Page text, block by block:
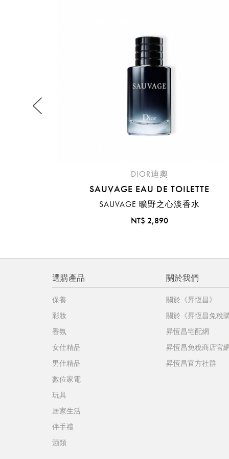
DIOR迪奧
SAUVAGE EAU DE TOILETTE
SAUVAGE 曠野之心淡香水
NT$ 2,890
選購產品
保養
彩妝
香氛
女仕精品
男仕精品
數位家電
玩具
居家生活
伴手禮
酒類
關於我們
關於《昇恆昌》
關於《昇恆昌免稅
昇恆昌宅配網
昇恆昌免稅商店官
昇恆昌官方社群